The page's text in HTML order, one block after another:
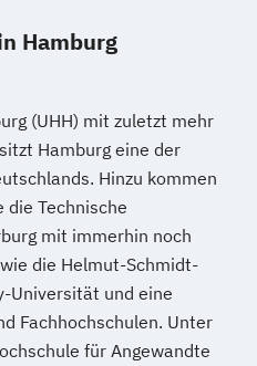
Hamburg
(UHH) mit zuletzt mehr
Hamburg eine der
Hinzu kommen
Technische
mit immerhin noch
die Helmut-Schmidt-
Universität und eine
Fachhochschulen. Unter
für Angewandte